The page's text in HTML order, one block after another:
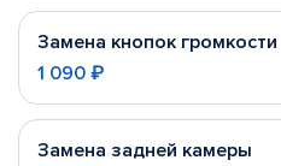
Замена кнопок громкости
1 090 ₽
Замена задней камеры